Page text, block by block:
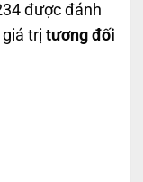
được đánh
trị tương đối